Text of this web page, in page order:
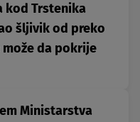
kod Trstenika
šljivik od preko
može da pokrije
Ministarstva